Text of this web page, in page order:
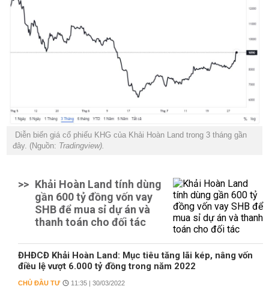
Diễn biến giá cổ phiếu KHG của Khải Hoàn Land trong 3 tháng gần
đây. (Nguồn: Tradingview).
>> Khải Hoàn Land tính dùng
gần 600 tỷ đồng vốn vay
SHB để mua sỉ dự án và
thanh toán cho đối tác
ĐHĐCĐ Khải Hoàn Land: Mục tiêu tăng lãi kép, nâng vốn
điều lệ vượt 6.000 tỷ đồng trong năm 2022
CHỦ ĐẦU TƯ 11:35 | 30/03/2022